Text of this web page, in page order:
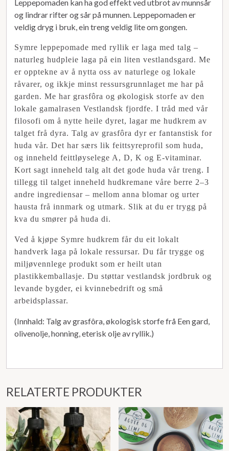
Leppepomaden kan ha god effekt ved utbrot av munnsår
og lindrar rifter og sår på munnen. Leppepomaden er
veldig dryg i bruk, ein treng veldig lite om gongen.
Symre leppepomade med ryllik er laga med talg –
naturleg hudpleie laga på ein liten vestlandsgard. Me
er opptekne av å nytta oss av naturlege og lokale
råvarer, og ikkje minst ressursgrunnlaget me har på
garden. Me har grasfôra og økologisk storfe av den
lokale gamalrasen Vestlandsk fjordfe. I tråd med vår
filosofi om å nytte heile dyret, lagar me hudkrem av
talget frå dyra. Talg av grasfôra dyr er fantanstisk for
huda vår. Det har særs lik feittsyreprofil som huda,
og inneheld feittløyselege A, D, K og E-vitaminar.
Kort sagt inneheld talg alt det gode huda vår treng. I
tillegg til talget inneheld hudkremane våre berre 2–3
andre ingrediensar – mellom anna blomar og urter
hausta frå innmark og utmark. Slik at du er trygg på
kva du smører på huda di.
Ved å kjøpe Symre hudkrem får du eit lokalt
handverk laga på lokale ressursar. Du får trygge og
miljøvennlege produkt som er heilt utan
plastikkemballasje. Du støttar vestlandsk jordbruk og
levande bygder, ei kvinnebedrift og små
arbeidsplassar.
(Innhald: Talg av grasfôra, økologisk storfe frå Een gard,
olivenolje, honning, eterisk olje av ryllik.)
RELATERTE PRODUKTER